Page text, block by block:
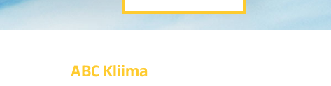
ABC Kliima